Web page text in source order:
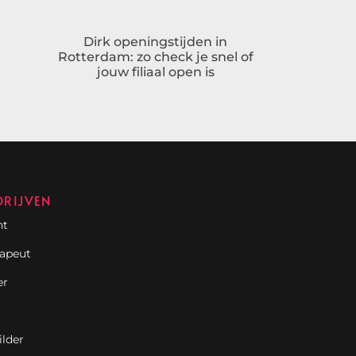
Dirk openingstijden in
Rotterdam: zo check je snel of
jouw filiaal open is